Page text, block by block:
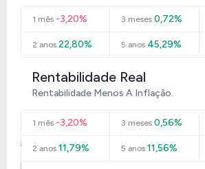
1 mês -3,20% 3 meses 0,72%
2 anos 22,80% 5 anos 45,29%
Rentabilidade Real
Rentabilidade Menos A Inflação.
1 mês -3,20% 3 meses 0,56%
2 anos 11,79% 5 anos 11,56%